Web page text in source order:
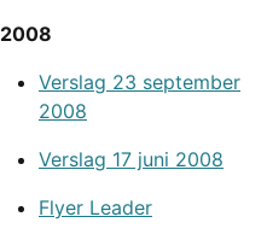
2008
Verslag 23 september
2008
Verslag 17 juni 2008
Flyer Leader